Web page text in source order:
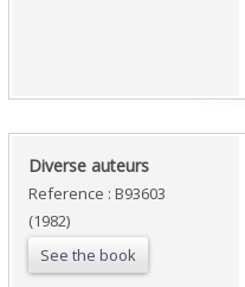
‎Diverse auteurs‎
Reference : B93603
(1982)
See the book